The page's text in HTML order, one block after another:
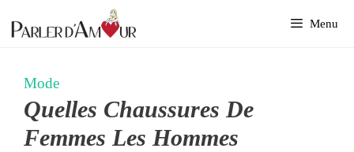
au
Menu
Mode
Quelles Chaussures De
Femmes Les Hommes